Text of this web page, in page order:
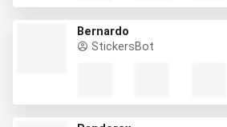
Bernardo
StickersBot